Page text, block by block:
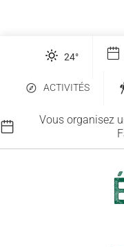
24°
ACTIVITÉS
Vous organisez